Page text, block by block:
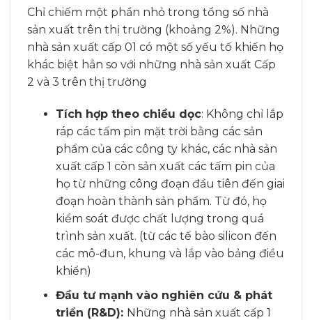
Chỉ chiếm một phần nhỏ trong tổng số nhà
sản xuất trên thị trường (khoảng 2%). Những
nhà sản xuất cấp 01 có một số yếu tố khiến họ
khác biệt hẳn so với những nhà sản xuất Cấp
2 và 3 trên thị trường
Tích hợp theo chiều dọc: Không chỉ lắp
ráp các tấm pin mặt trời bằng các sản
phẩm của các công ty khác, các nhà sản
xuất cấp 1 còn sản xuất các tấm pin của
họ từ những công đoạn đầu tiên đến giai
đoạn hoàn thành sản phẩm. Từ đó, họ
kiểm soát được chất lượng trong quá
trình sản xuất. (từ các tế bào silicon đến
các mô-đun, khung và lắp vào bảng điều
khiển)
Đầu tư mạnh vào nghiên cứu & phát
triển (R&D): Những nhà sản xuất cấp 1